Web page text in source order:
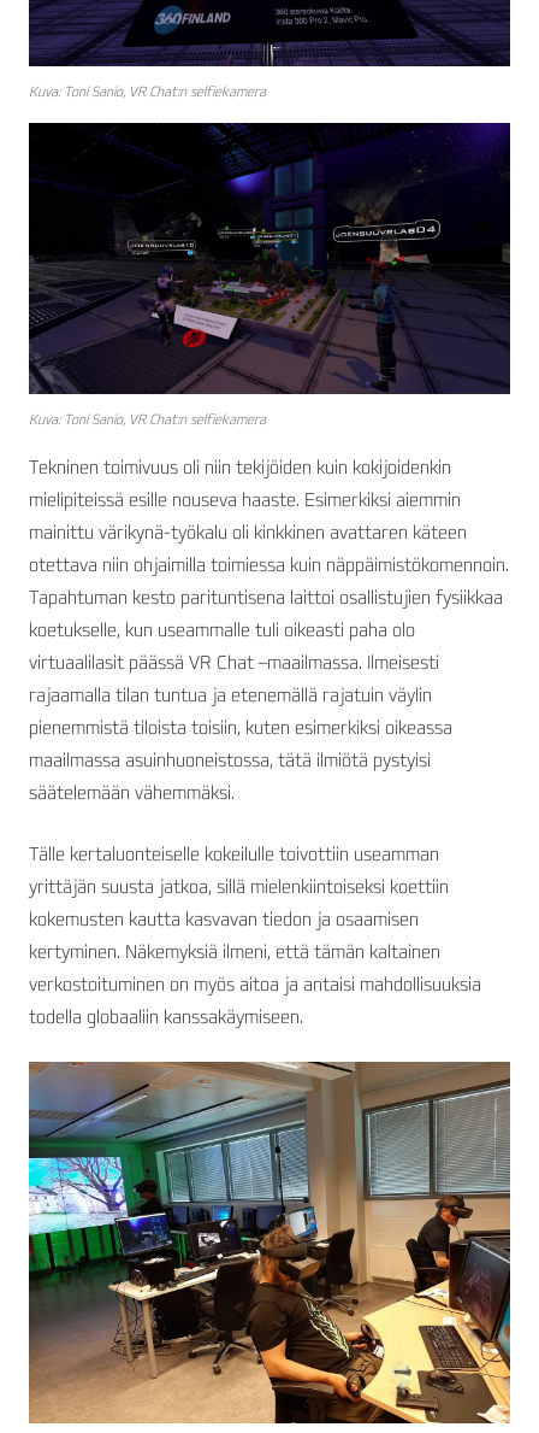
Kuva: Toni Sanio, VR Chat:n selfiekamera
Kuva: Toni Sanio, VR Chat:n selfiekamera
Tekninen toimivuus oli niin tekijöiden kuin kokijoidenkin
mielipiteissä esille nouseva haaste. Esimerkiksi aiemmin
mainittu värikynä-työkalu oli kinkkinen avattaren käteen
otettava niin ohjaimilla toimiessa kuin näppäimistökomennoin.
Tapahtuman kesto parituntisena laittoi osallistujien fysiikkaa
koetukselle, kun useammalle tuli oikeasti paha olo
virtuaalilasit päässä VR Chat –maailmassa. Ilmeisesti
rajaamalla tilan tuntua ja etenemällä rajatuin väylin
pienemmistä tiloista toisiin, kuten esimerkiksi oikeassa
maailmassa asuinhuoneistossa, tätä ilmiötä pystyisi
säätelemään vähemmäksi.
Tälle kertaluonteiselle kokeilulle toivottiin useamman
yrittäjän suusta jatkoa, sillä mielenkiintoiseksi koettiin
kokemusten kautta kasvavan tiedon ja osaamisen
kertyminen. Näkemyksiä ilmeni, että tämän kaltainen
verkostoituminen on myös aitoa ja antaisi mahdollisuuksia
todella globaaliin kanssakäymiseen.